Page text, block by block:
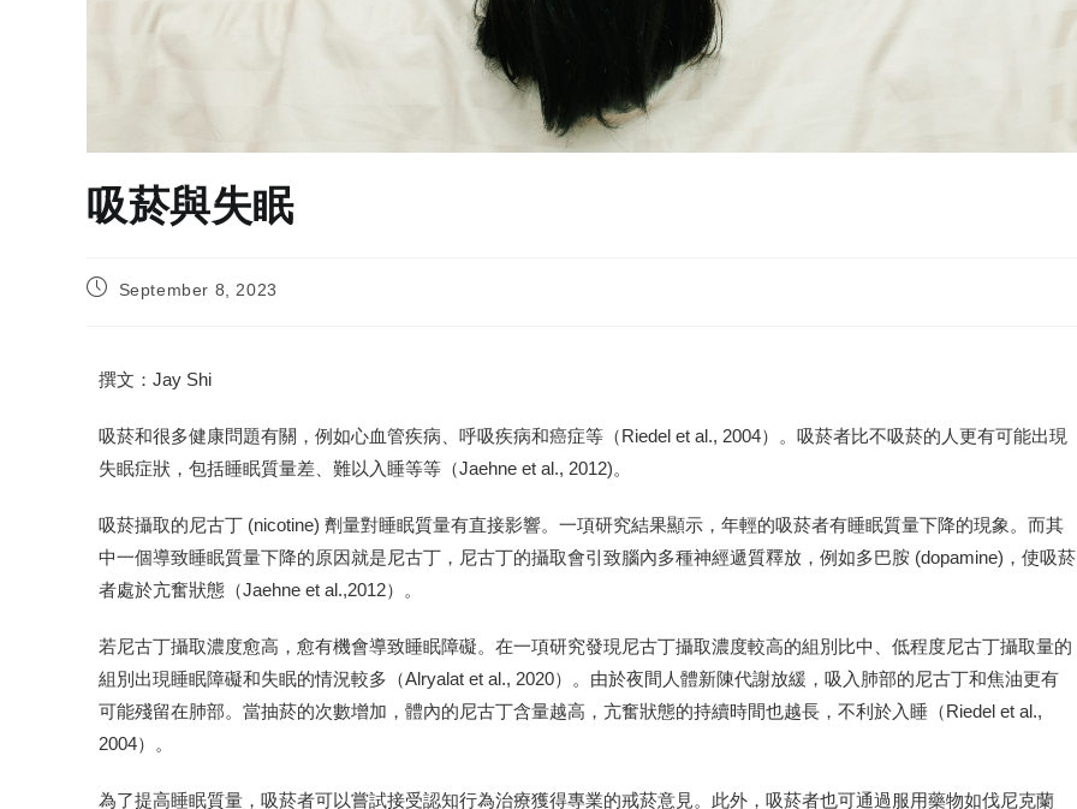
吸菸與失眠
September 8, 2023
撰文：Jay Shi
吸菸和很多健康問題有關，例如心血管疾病、呼吸疾病和癌症等（Riedel et al., 2004）。吸菸者比不吸菸的人更有可能出現
失眠症狀，包括睡眠質量差、難以入睡等等（Jaehne et al., 2012)。
吸菸攝取的尼古丁 (nicotine) 劑量對睡眠質量有直接影響。一項研究結果顯示，年輕的吸菸者有睡眠質量下降的現象。而其
中一個導致睡眠質量下降的原因就是尼古丁，尼古丁的攝取會引致腦內多種神經遞質釋放，例如多巴胺 (dopamine)，使吸菸
者處於亢奮狀態（Jaehne et al.,2012）。
若尼古丁攝取濃度愈高，愈有機會導致睡眠障礙。在一項研究發現尼古丁攝取濃度較高的組別比中、低程度尼古丁攝取量的
組別出現睡眠障礙和失眠的情況較多（Alryalat et al., 2020）。由於夜間人體新陳代謝放緩，吸入肺部的尼古丁和焦油更有
可能殘留在肺部。當抽菸的次數增加，體內的尼古丁含量越高，亢奮狀態的持續時間也越長，不利於入睡（Riedel et al.,
2004）。
為了提高睡眠質量，吸菸者可以嘗試接受認知行為治療獲得專業的戒菸意見。此外，吸菸者也可通過服用藥物如伐尼克蘭